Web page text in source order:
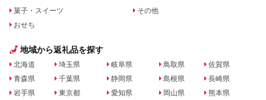
菓子・スイーツ
おせち
その他
地域から返礼品を探す
北海道
青森県
岩手県
埼玉県
千葉県
東京都
岐阜県
静岡県
愛知県
鳥取県
島根県
岡山県
佐賀県
長崎県
熊本県